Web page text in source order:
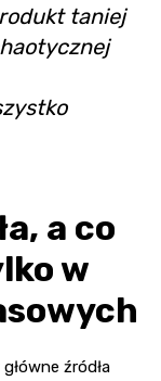
taniej
a co
w
źródła